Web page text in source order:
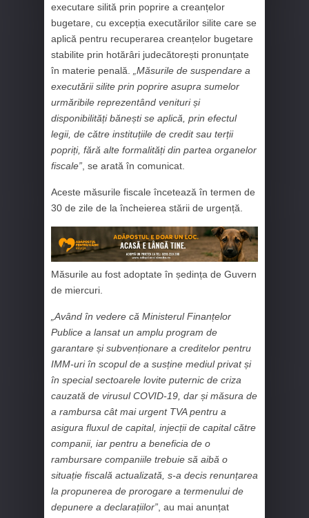
executare silită prin poprire a creanțelor
bugetare, cu excepția executărilor silite care se
aplică pentru recuperarea creanțelor bugetare
stabilite prin hotărâri judecătorești pronunțate
în materie penală.
„Măsurile de suspendare a
executării silite prin poprire asupra sumelor
urmăribile reprezentând venituri și
disponibilități bănești se aplică, prin efectul
legii, de către instituțiile de credit sau terții
popriți, fără alte formalități din partea organelor
fiscale” , se arată în comunicat.
Aceste măsurile fiscale încetează în termen de
30 de zile de la încheierea stării de urgență.
Măsurile au fost adoptate în ședința de Guvern
de miercuri.
„Având în vedere că Ministerul Finanțelor
Publice a lansat un amplu program de
garantare și subvenționare a creditelor pentru
IMM-uri în scopul de a susține mediul privat și
în special sectoarele lovite puternic de criza
cauzată de virusul COVID-19, dar și măsura de
a rambursa cât mai urgent TVA pentru a
asigura fluxul de capital, injecții de capital către
companii, iar pentru a beneficia de o
rambursare companiile trebuie să aibă o
situație fiscală actualizată, s-a decis renunțarea
la propunerea de prorogare a termenului de
depunere a declarațiilor” , au mai anunțat